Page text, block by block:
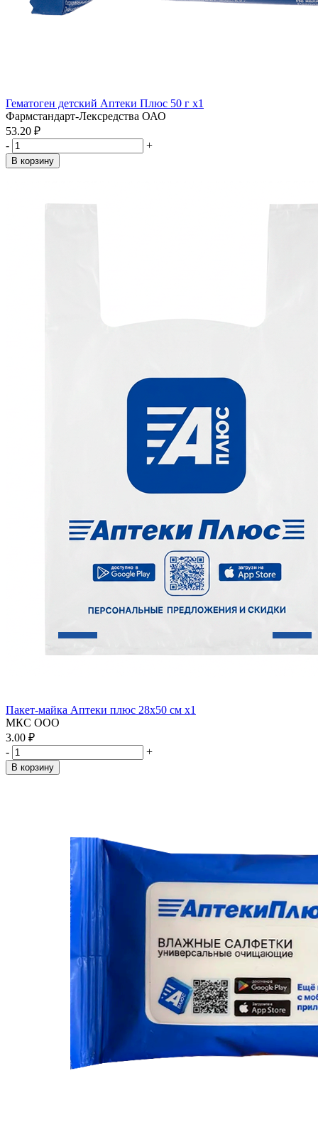
Гематоген детский Аптеки Плюс 50 г x1
Фармстандарт-Лексредства ОАО
53.20 ₽
-
+
В корзину
Пакет-майка Аптеки плюс 28х50 см x1
МКС ООО
3.00 ₽
-
+
В корзину